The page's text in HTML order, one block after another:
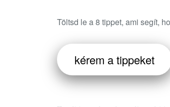
Töltsd le a 8 tippet, ami segít,
kérem a tippeket